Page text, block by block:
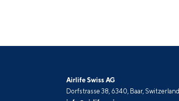
Airlife Swiss AG
Dorfstrasse 38, 6340, Baar, Switzerland